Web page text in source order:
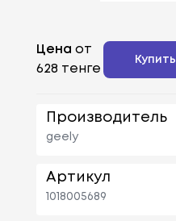
Цена от
628 тенге
Купить
Производитель
geely
Артикул
1018005689